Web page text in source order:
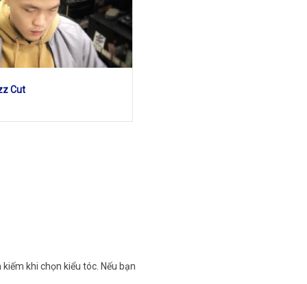
Cut
khi chọn kiểu tóc. Nếu bạn